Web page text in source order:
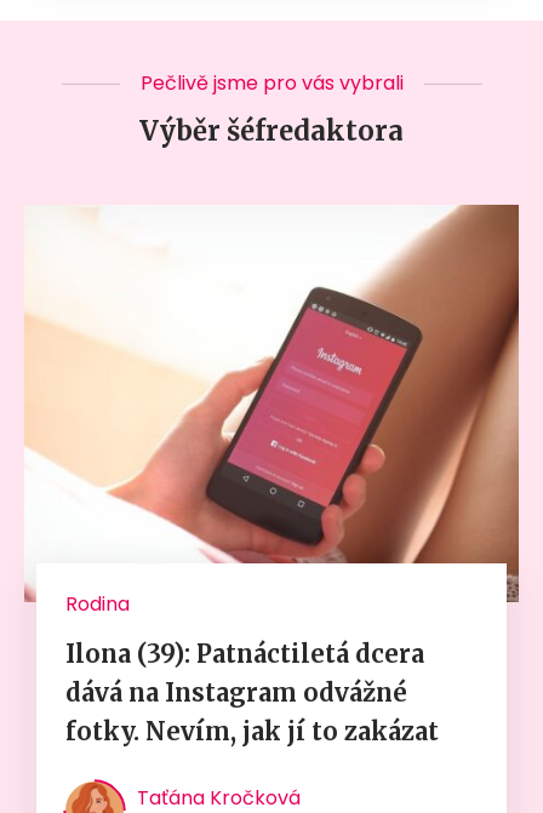
Pečlivě jsme pro vás vybrali
Výběr šéfredaktora
Rodina
Ilona (39): Patnáctiletá dcera
dává na Instagram odvážné
fotky. Nevím, jak jí to zakázat
Taťána Kročková